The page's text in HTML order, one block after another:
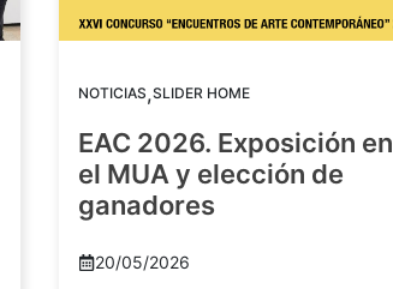
NOTICIAS,SLIDER HOME
EAC 2026. Exposición en
el MUA y elección de
ganadores
20/05/2026